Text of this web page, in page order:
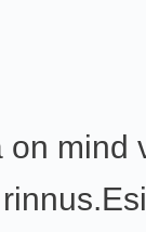
on mind